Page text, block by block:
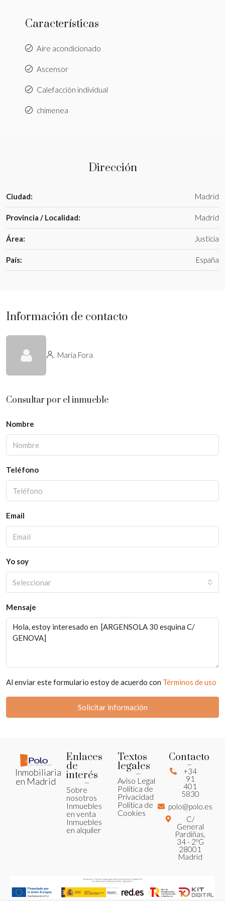
Características
Aire acondicionado
Ascensor
Calefacción individual
chimenea
Dirección
Ciudad: Madrid
Provincia / Localidad: Madrid
Área: Justicia
País: España
Información de contacto
Maria Fora
Consultar por el inmueble
Nombre
Teléfono
Email
Yo soy
Seleccionar
Mensaje
Al enviar este formulario estoy de acuerdo con Términos de uso
Solicitar información
Inmobiliaria
en Madrid
Enlaces
de
interés
Sobre
nosotros
Inmuebles
en venta
Inmuebles
en alquiler
Textos
legales
Aviso Legal
Política de
Privacidad
Política de
Cookies
Contacto
+34
91
401
5830
polo@polo.es
C/
General
Pardiñas,
34 - 2ºG
28001
Madrid